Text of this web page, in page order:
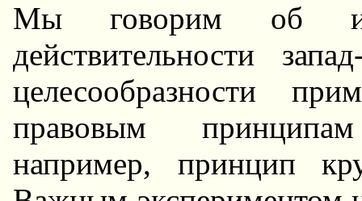
Мы говорим об
действительности
целесообразности
правовым
например, принцип